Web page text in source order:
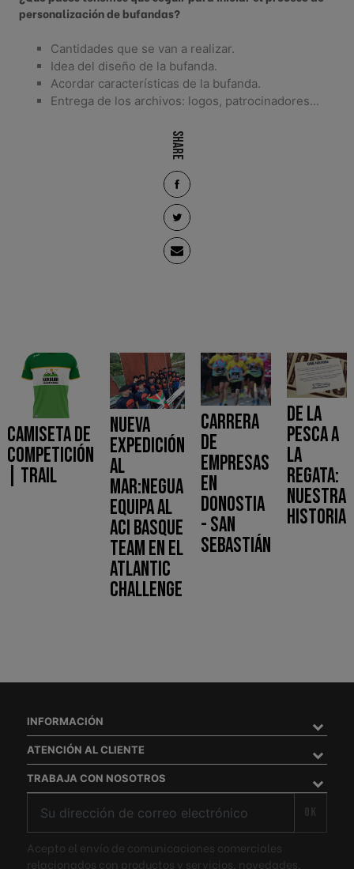
personalización de bufandas?
Cantidades que se van a realizar.
Idea del diseño de la bufanda.
Acordar características de la bufanda.
Entrega de los archivos: logos, patrocinadores...
Share
Camiseta de
competición
| Trail
Nueva
expedición
al
mar:Negua
equipa al
ACI Basque
Team en el
Atlantic
Challenge
Carrera
de
empresas
en
Donostia
- San
Sebastián
De la
pesca a
la
regata:
Nuestra
historia
INFORMACIÓN
ATENCIÓN AL CLIENTE
TRABAJA CON NOSOTROS
Acepto el envío de comunicaciones comerciales
relacionados con productos y servicios, novedades,